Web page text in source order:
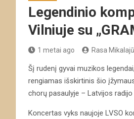
Legendinio
Vilniuje su
1 metai ago Rasa
Šį rudenį gyvai muzikos
rengiamas išskirtinis šio
chorų pasaulyje – Latvijos
Koncertas vyks naujoje LVSO